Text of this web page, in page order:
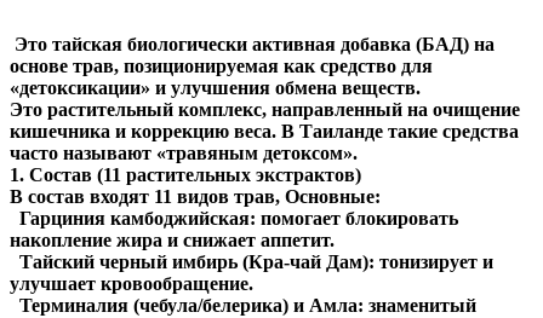
Это тайская биологически активная добавка (БАД) на
основе трав, позиционируемая как средство для
«детоксикации» и улучшения обмена веществ.
Это растительный комплекс, направленный на очищение
кишечника и коррекцию веса. В Таиланде такие средства
часто называют «травяным детоксом».
1. Состав (11 растительных экстрактов)
В состав входят 11 видов трав, Основные:
Гарциния камбоджийская: помогает блокировать
накопление жира и снижает аппетит.
Тайский черный имбирь (Кра-чай Дам): тонизирует и
улучшает кровообращение.
Терминалия (чебула/белерика) и Амла: знаменитый